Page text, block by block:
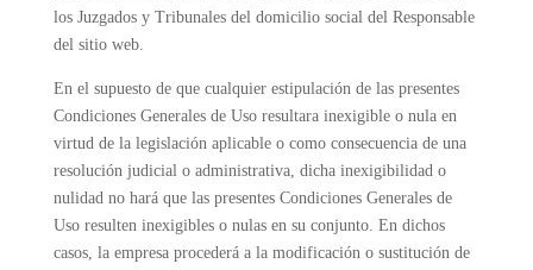
los Juzgados y Tribunales del domicilio social del Responsable
del sitio web.
En el supuesto de que cualquier estipulación de las presentes
Condiciones Generales de Uso resultara inexigible o nula en
virtud de la legislación aplicable o como consecuencia de una
resolución judicial o administrativa, dicha inexigibilidad o
nulidad no hará que las presentes Condiciones Generales de
Uso resulten inexigibles o nulas en su conjunto. En dichos
casos, la empresa procederá a la modificación o sustitución de